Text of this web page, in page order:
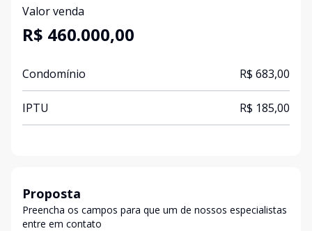
Valor venda
R$ 460.000,00
Condomínio R$ 683,00
IPTU R$ 185,00
Proposta
Preencha os campos para que um de nossos especialistas
entre em contato